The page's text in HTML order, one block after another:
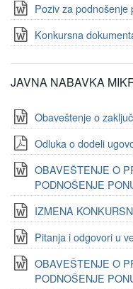
Poziv za podnošenje
Konkursna
JAVNA NABAVKA
Obaveštenje o
Odluka o dodeli
OBAVEŠTENJE O
PODNOŠENJE
IZMENA
Pitanja i odgovori u
OBAVEŠTENJE O
PODNOŠENJE